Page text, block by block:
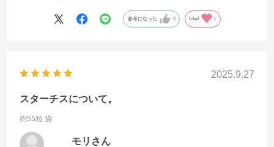
参考になった 0 Like! 1
2025.9.27
スターチスについて。
約55粒 袋
モリさん